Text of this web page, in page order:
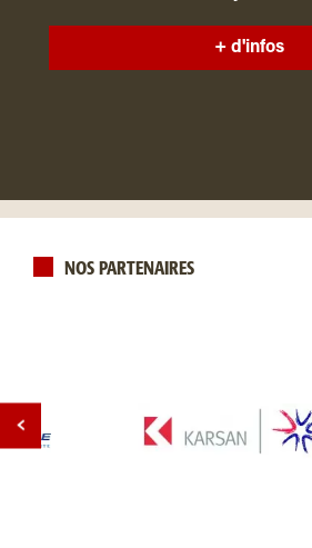
+ d'infos
NOS PARTENAIRES